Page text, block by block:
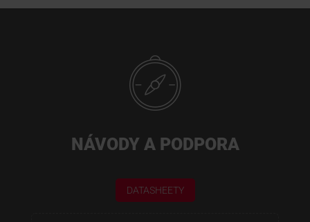
NÁVODY A PODPORA
DATASHEETY